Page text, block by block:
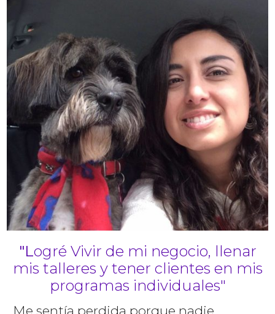
"Logré Vivir de mi negocio, llenar
mis talleres y tener clientes en mis
programas individuales"
Me sentía perdida porque nadie